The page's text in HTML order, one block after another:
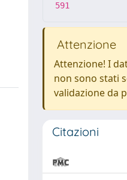
591
Attenzione
Attenzione! I
non sono stati
validazione da
Citazioni